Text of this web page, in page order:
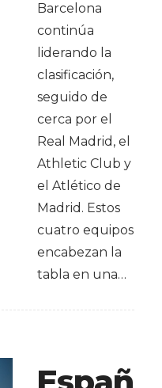
Barcelona
continúa
liderando la
clasificación,
seguido de
cerca por el
Real Madrid, el
Athletic Club y
el Atlético de
Madrid. Estos
cuatro equipos
encabezan la
tabla en una…